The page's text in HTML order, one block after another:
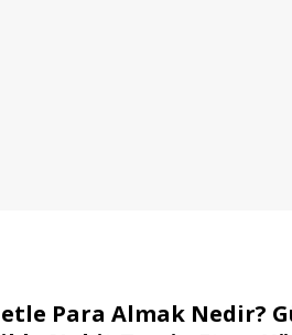
Para Almak Nedir?